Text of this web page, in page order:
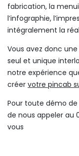
fabrication, la
l’infographie,
intégralement la
Vous avez donc
seul et unique
notre expérience
créer votre pincab
Pour toute démo
de nous appeler au
vous